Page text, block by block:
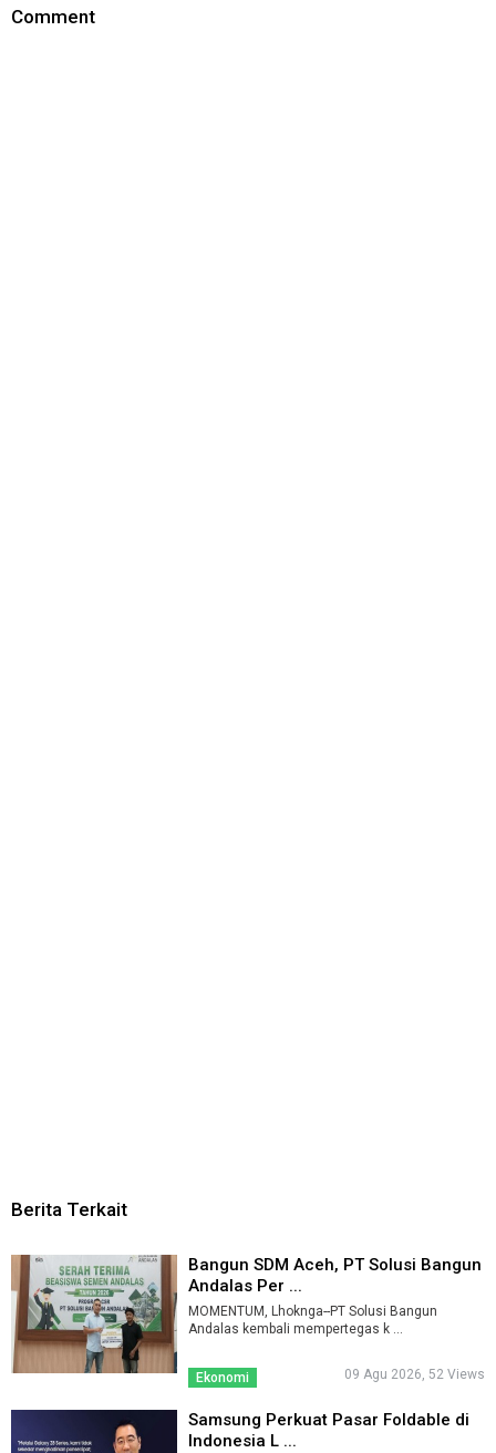
Comment
Berita Terkait
Bangun SDM Aceh, PT Solusi Bangun
Andalas Per ...
MOMENTUM, Lhoknga--PT Solusi Bangun
Andalas kembali mempertegas k ...
Ekonomi 09 Agu 2026, 52 Views
Samsung Perkuat Pasar Foldable di
Indonesia L ...